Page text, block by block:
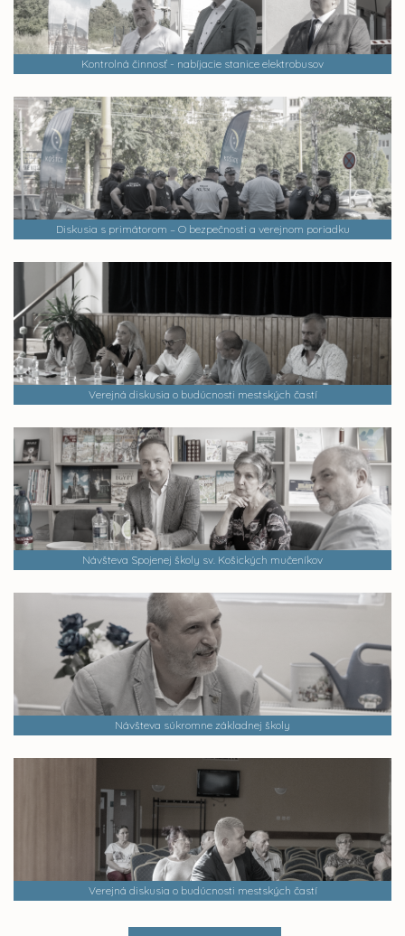
Kontrolná činnosť - nabíjacie stanice elektrobusov
Diskusia s primátorom – O bezpečnosti a verejnom poriadku
Verejná diskusia o budúcnosti mestských častí
Návšteva Spojenej školy sv. Košických mučeníkov
Návšteva súkromne základnej školy
Verejná diskusia o budúcnosti mestských častí